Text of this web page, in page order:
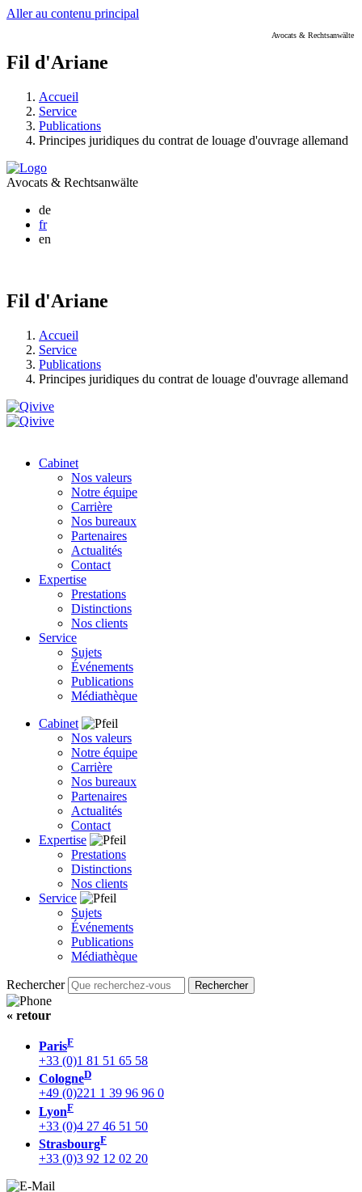
Aller au contenu principal
Avocats & Rechtsanwälte
Fil d'Ariane
Accueil
Service
Publications
Principes juridiques du contrat de louage d'ouvrage allemand
Avocats & Rechtsanwälte
de
fr
en
Fil d'Ariane
Accueil
Service
Publications
Principes juridiques du contrat de louage d'ouvrage allemand
Cabinet
Nos valeurs
Notre équipe
Carrière
Nos bureaux
Partenaires
Actualités
Contact
Expertise
Prestations
Distinctions
Nos clients
Service
Sujets
Événements
Publications
Médiathèque
Cabinet
Nos valeurs
Notre équipe
Carrière
Nos bureaux
Partenaires
Actualités
Contact
Expertise
Prestations
Distinctions
Nos clients
Service
Sujets
Événements
Publications
Médiathèque
Rechercher
« retour
ParisF
+33 (0)1 81 51 65 58
CologneD
+49 (0)221 1 39 96 96 0
LyonF
+33 (0)4 27 46 51 50
StrasbourgF
+33 (0)3 92 12 02 20